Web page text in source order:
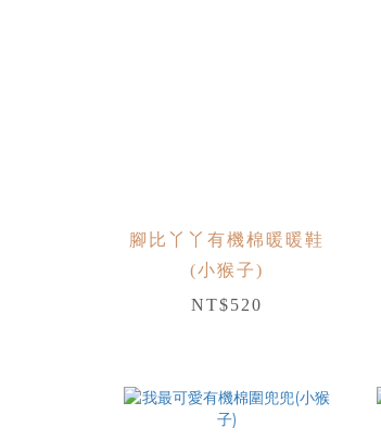
腳比丫丫有機棉暖暖鞋
(小猴子)
NT$520